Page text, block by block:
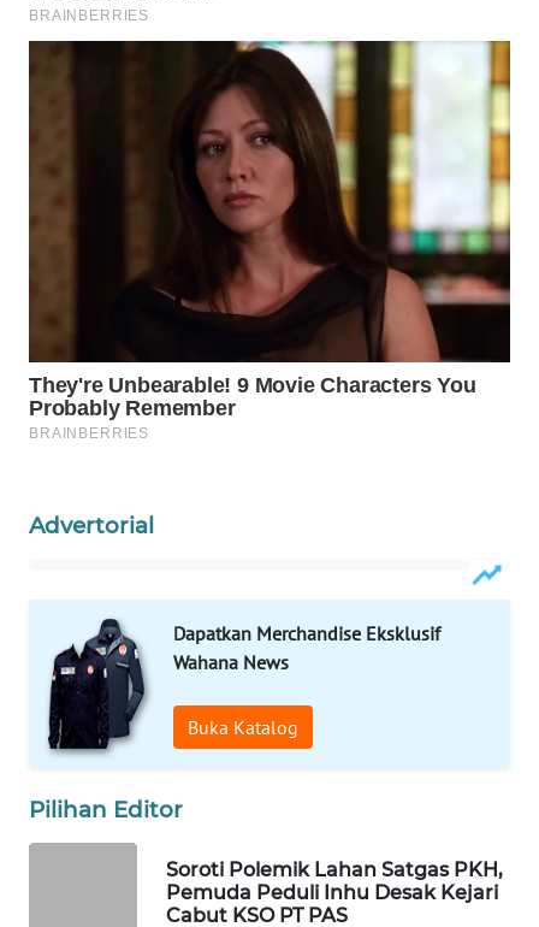
Advertorial
Dapatkan Merchandise Eksklusif
Wahana News
Buka Katalog
Pilihan Editor
Soroti Polemik Lahan Satgas PKH,
Pemuda Peduli Inhu Desak Kejari
Cabut KSO PT PAS
KONSUMEN
WAHANA
ID
WAHANANEWS
WAHANANEWS
SPORT
WAHANA
UMKM
SELEB